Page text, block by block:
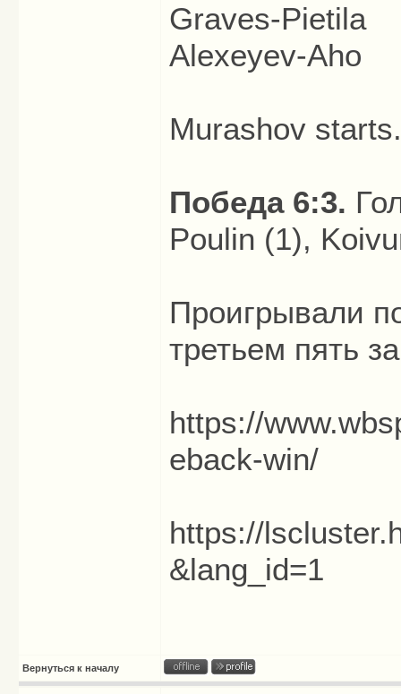
Graves-Pietila
Alexeyev-Aho
Murashov starts.
Победа 6:3.
Poulin (1),
Проигрывали
третьем пять
https://
eback-win/
https://
&lang_id=1
Вернуться к началу